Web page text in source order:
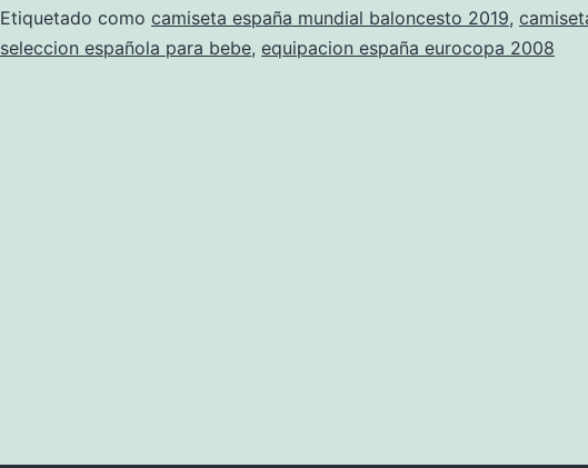
Etiquetado como camiseta españa mundial baloncesto 2019,
seleccion española para bebe, equipacion españa eurocopa 2008